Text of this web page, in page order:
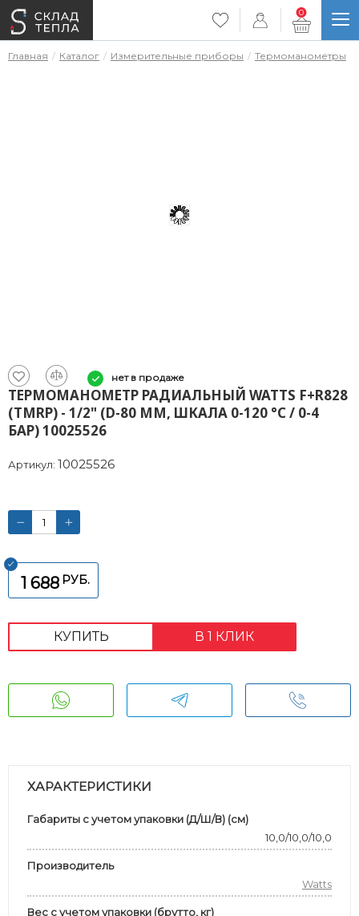
0
Главная Каталог Измерительные приборы Термоманометры
нет в продаже
ТЕРМОМАНОМЕТР РАДИАЛЬНЫЙ WATTS F+R828
(TMRP) - 1/2" (D-80 ММ, ШКАЛА 0-120 °C / 0-4
БАР) 10025526
Артикул: 10025526
1 688 РУБ.
КУПИТЬ В 1 КЛИК
ХАРАКТЕРИСТИКИ
Габариты с учетом упаковки (Д/Ш/В) (см)
10,0/10,0/10,0
Производитель
Watts
Вес с учетом упаковки (брутто, кг)